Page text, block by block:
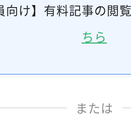
向け】有料記事の閲
ちら
または